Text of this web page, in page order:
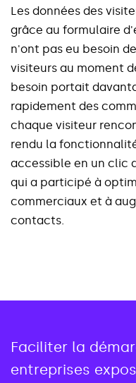
Les données des visite
grâce au formulaire d'
n'ont pas eu besoin de
visiteurs au moment d
besoin portait davant
rapidement des comm
chaque visiteur renco
rendu la fonctionnalit
accessible en un clic
qui a participé à optim
commerciaux et à aug
contacts.
Faciliter la
entreprises